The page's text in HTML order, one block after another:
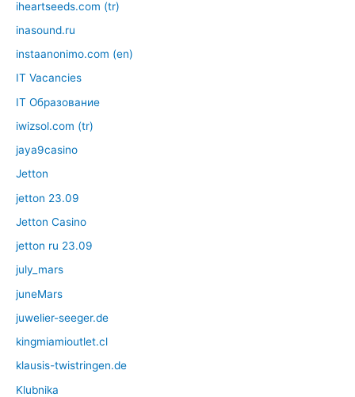
iheartseeds.com (tr)
inasound.ru
instaanonimo.com (en)
IT Vacancies
IT Образование
iwizsol.com (tr)
jaya9casino
Jetton
jetton 23.09
Jetton Casino
jetton ru 23.09
july_mars
juneMars
juwelier-seeger.de
kingmiamioutlet.cl
klausis-twistringen.de
Klubnika